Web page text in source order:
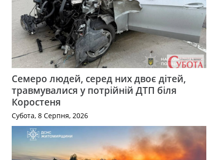
Семеро людей, серед них двоє дітей,
травмувалися у потрійній ДТП біля
Коростеня
Субота, 8 Серпня, 2026